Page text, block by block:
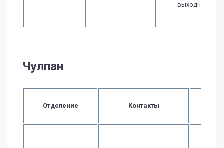
выходной
Чулпан
Отделение Контакты